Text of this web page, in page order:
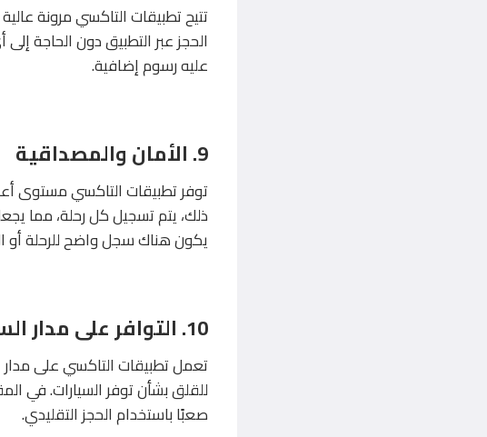
تتيح تطبيقات التاكسي مرونة
الحجز عبر التطبيق دون الحاجة
عليه رسوم إضافية.
9. الأمان والمصداقية
توفر تطبيقات التاكسي مستوى
ذلك، يتم تسجيل كل رحلة، مما
يكون هناك سجل واضح للرحلة أو
10. التوافر على مدار الساعة
تعمل تطبيقات التاكسي على
للقلق بشأن توفر السيارات. في
صعبًا باستخدام الحجز التقليدي.